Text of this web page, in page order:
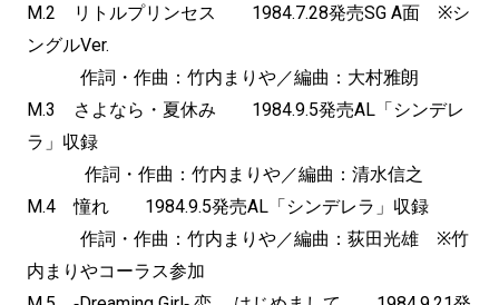
M.2 リトルプリンセス 1984.7.28発売SG A面 ※シ
ングルVer.
作詞・作曲：竹内まりや／編曲：大村雅朗
M.3 さよなら・夏休み 1984.9.5発売AL「シンデレ
ラ」収録
作詞・作曲：竹内まりや／編曲：清水信之
M.4 憧れ 1984.9.5発売AL「シンデレラ」収録
作詞・作曲：竹内まりや／編曲：荻田光雄 ※竹
内まりやコーラス参加